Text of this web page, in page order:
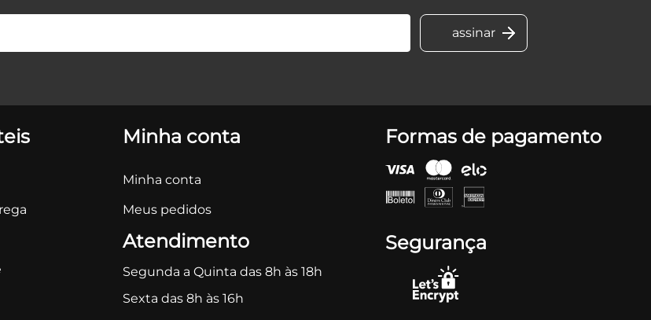
Minha conta
Minha conta
Meus pedidos
Atendimento
Segunda a Quinta das 8h às 18h
Sexta das 8h às 16h
Formas de pagamento
Segurança